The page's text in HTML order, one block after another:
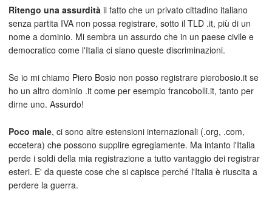
Ritengo una assurdità il fatto che un privato cittadino italiano
senza partita IVA non possa registrare, sotto il TLD .it, più di un
nome a dominio. Mi sembra un assurdo che in un paese civile e
democratico come l'Italia ci siano queste discriminazioni.
Se io mi chiamo Piero Bosio non posso registrare pierobosio.it se
ho un altro dominio .it come per esempio francobolli.it, tanto per
dirne uno. Assurdo!
Poco male, ci sono altre estensioni internazionali (.org, .com,
eccetera) che possono supplire egregiamente. Ma intanto l'Italia
perde i soldi della mia registrazione a tutto vantaggio dei registrar
esteri. E' da queste cose che si capisce perché l'Italia è riuscita a
perdere la guerra.